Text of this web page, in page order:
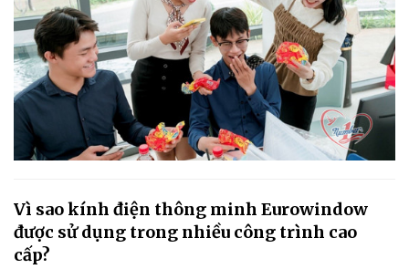
Vì sao kính điện thông minh Eurowindow
được sử dụng trong nhiều công trình cao
cấp?